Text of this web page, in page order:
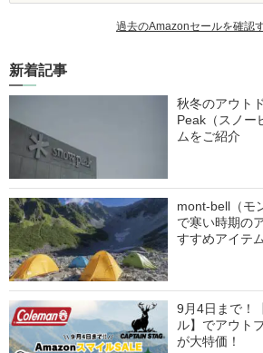
過去のAmazonセールを確認
新着記事
秋冬のアウト
Peak（スノー
ムをご紹介
mont-bell（モ
で寒い時期の
すすめアイテ
9月4日まで！
ル】でアウト
が大特価！